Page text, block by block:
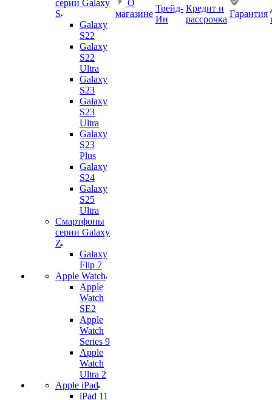
серии Galaxy
S
Galaxy
S22
Galaxy
S22
Ultra
Galaxy
S23
Galaxy
S23
Ultra
Galaxy
S23
Plus
Galaxy
S24
Galaxy
S25
Ultra
Смартфоны
серии Galaxy
Z
Galaxy
Flip 7
Apple Watch
Apple
Watch
SE2
Apple
Watch
Series 9
Apple
Watch
Ultra 2
Apple iPad
iPad 11
О
магазине
Трейд-
Ин
Кредит и
рассрочка
Гарантия